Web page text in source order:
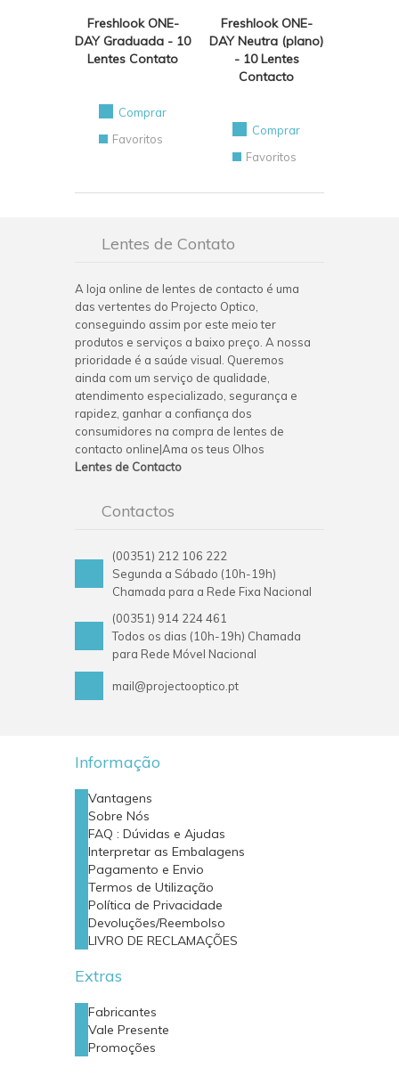
Freshlook ONE-
DAY Graduada - 10
Lentes Contato
Comprar
Favoritos
Freshlook ONE-
DAY Neutra (plano)
- 10 Lentes
Contacto
Comprar
Favoritos
Lentes de Contato
A loja online de lentes de contacto é uma
das vertentes do Projecto Optico,
conseguindo assim por este meio ter
produtos e serviços a baixo preço. A nossa
prioridade é a saúde visual. Queremos
ainda com um serviço de qualidade,
atendimento especializado, segurança e
rapidez, ganhar a confiança dos
consumidores na compra de lentes de
contacto online|Ama os teus Olhos
Lentes de Contacto
Contactos
(00351) 212 106 222
Segunda a Sábado (10h-19h)
Chamada para a Rede Fixa Nacional
(00351) 914 224 461
Todos os dias (10h-19h) Chamada
para Rede Móvel Nacional
mail@projectooptico.pt
Informação
Vantagens
Sobre Nós
FAQ : Dúvidas e Ajudas
Interpretar as Embalagens
Pagamento e Envio
Termos de Utilização
Política de Privacidade
Devoluções/Reembolso
LIVRO DE RECLAMAÇÕES
Extras
Fabricantes
Vale Presente
Promoções